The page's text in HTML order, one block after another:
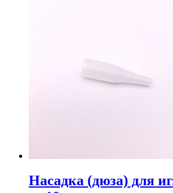
Насадка (дюза) для